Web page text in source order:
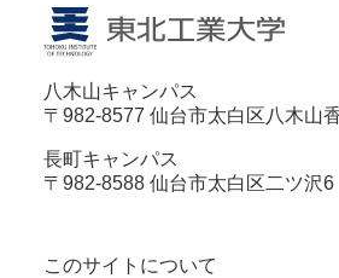
八木山キャンパス
〒982-8577 仙台市太白区八木山
長町キャンパス
〒982-8588 仙台市太白区二ツ沢6
このサイトについて